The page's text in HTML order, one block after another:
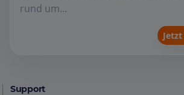
rund um...
Support